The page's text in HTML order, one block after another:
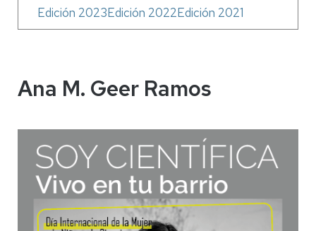
Soy
Científica
Edición 2023Edición 2022Edición 2021
Ana M. Geer Ramos